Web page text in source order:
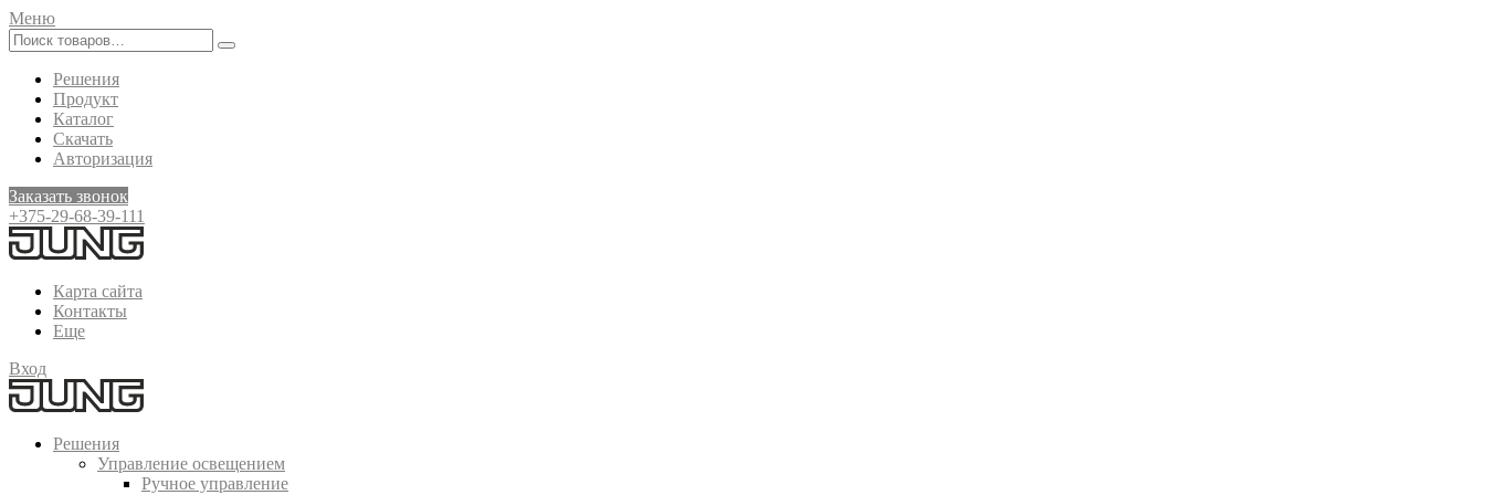
Меню
Решения
Продукт
Каталог
Скачать
Авторизация
Заказать звонок
+375-29-68-39-111
Карта сайта
Контакты
Еще
Вход
Решения
Управление освещением
Ручное управление